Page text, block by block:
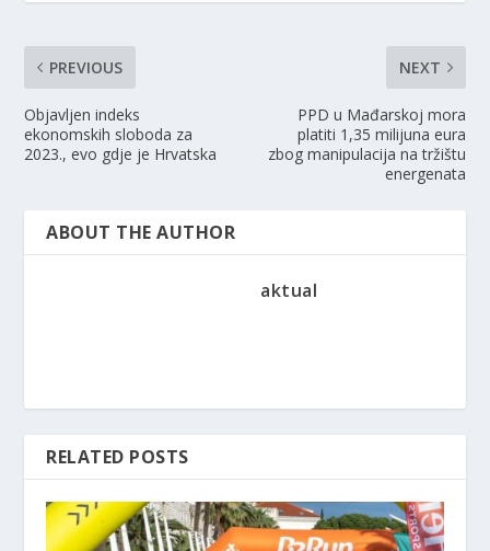
PREVIOUS
Objavljen indeks
ekonomskih sloboda za
2023., evo gdje je Hrvatska
NEXT
PPD u Mađarskoj mora
platiti 1,35 milijuna eura
zbog manipulacija na tržištu
energenata
ABOUT THE AUTHOR
aktual
RELATED POSTS